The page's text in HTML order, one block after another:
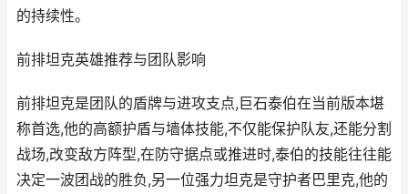
的持续性。
前排坦克英雄推荐与团队影响
前排坦克是团队的盾牌与进攻支点,巨石泰伯在当前版本堪
称首选,他的高额护盾与墙体技能,不仅能保护队友,还能分割
战场,改变敌方阵型,在防守据点或推进时,泰伯的技能往往能
决定一波团战的胜负,另一位强力坦克是守护者巴里克,他的